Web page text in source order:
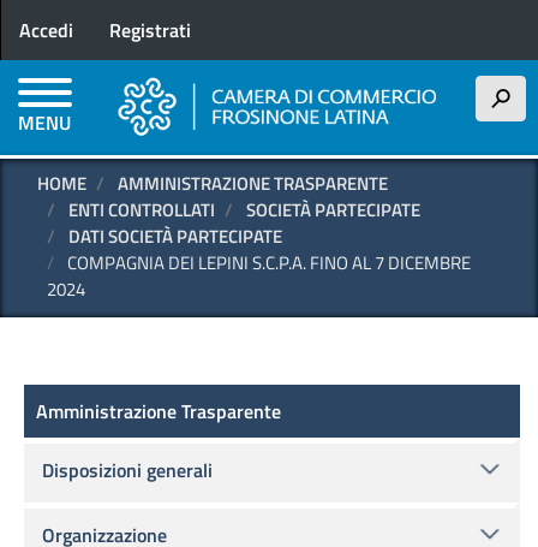
principale
Menu profilo utente
Accedi Registrati
MENU
h
HOME
AMMINISTRAZIONE TRASPARENTE
ENTI CONTROLLATI
SOCIETÀ PARTECIPATE
DATI SOCIETÀ PARTECIPATE
COMPAGNIA DEI LEPINI S.C.P.A. FINO AL 7 DICEMBRE
2024
Amministrazione Trasparente
Amministrazione Trasparente
Disposizioni generali
Organizzazione